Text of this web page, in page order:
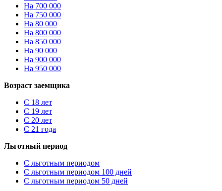
На 700 000
На 750 000
На 80 000
На 800 000
На 850 000
На 90 000
На 900 000
На 950 000
Возраст заемщика
С 18 лет
С 19 лет
С 20 лет
С 21 года
Льготный период
С льготным периодом
С льготным периодом 100 дней
С льготным периодом 50 дней